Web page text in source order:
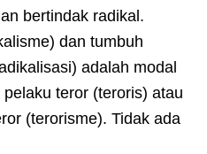
bertindak radikal.
dan tumbuh
adalah modal
teror (teroris) atau
(terorisme). Tidak ada